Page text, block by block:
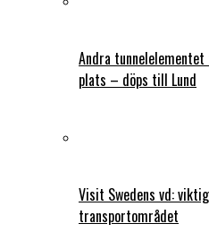
Andra
plats – döps till Lund
Visit Swedens vd:
transportområdet